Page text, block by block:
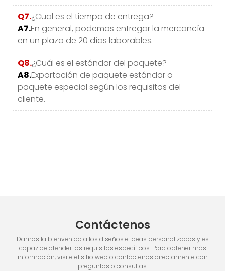
Q7.¿Cual es el tiempo de entrega?
A7.En general, podemos entregar la mercancía
en un plazo de 20 días laborables.
Q8.¿Cuál es el estándar del paquete?
A8.Exportación de paquete estándar o
paquete especial según los requisitos del
cliente.
Contáctenos
Damos la bienvenida a los diseños e ideas personalizados y es
capaz de atender los requisitos específicos. Para obtener más
información, visite el sitio web o contáctenos directamente con
preguntas o consultas.